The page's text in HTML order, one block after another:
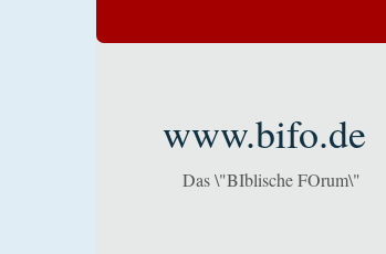
www.bifo.de
Das \"BIblische FOrum\"